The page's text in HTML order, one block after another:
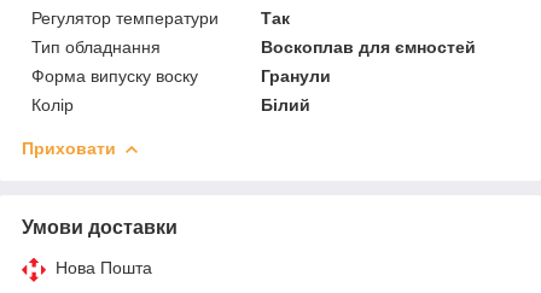
Регулятор температури
Так
Тип обладнання
Воскоплав для ємностей
Форма випуску воску
Гранули
Колір
Білий
Приховати
Умови доставки
Нова Пошта